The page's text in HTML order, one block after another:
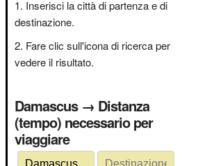
Inserisci la città di partenza e di
destinazione.
Fare clic sull'icona di ricerca per
vedere il risultato.
Damascus → Distanza
(tempo) necessario per
viaggiare